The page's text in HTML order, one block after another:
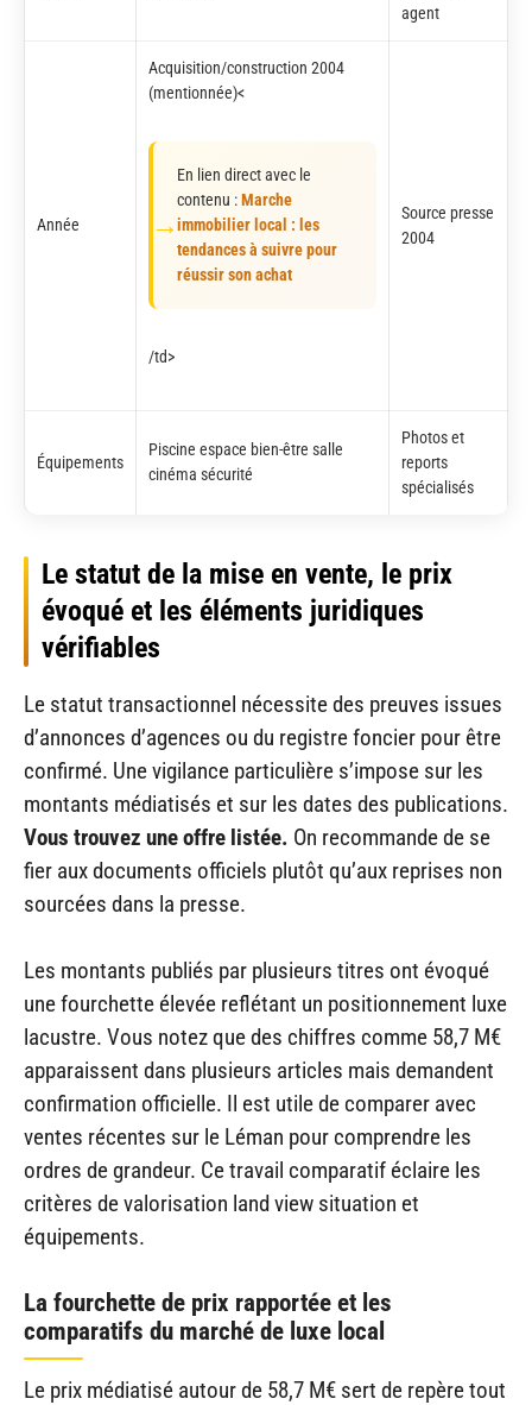
agent
Année
Acquisition/construction 2004
(mentionnée)<
En lien direct avec le
contenu :Marche
immobilier local : les
tendances à suivre pour
réussir son achat
/td>
Source presse
2004
Équipements
Piscine espace bien-être salle
cinéma sécurité
Photos et
reports
spécialisés
Le statut de la mise en vente, le prix
évoqué et les éléments juridiques
vérifiables
Le statut transactionnel nécessite des preuves issues
d’annonces d’agences ou du registre foncier pour être
confirmé. Une vigilance particulière s’impose sur les
montants médiatisés et sur les dates des publications.
Vous trouvez une offre listée. On recommande de se
fier aux documents officiels plutôt qu’aux reprises non
sourcées dans la presse.
Les montants publiés par plusieurs titres ont évoqué
une fourchette élevée reflétant un positionnement luxe
lacustre. Vous notez que des chiffres comme 58,7 M€
apparaissent dans plusieurs articles mais demandent
confirmation officielle. Il est utile de comparer avec
ventes récentes sur le Léman pour comprendre les
ordres de grandeur. Ce travail comparatif éclaire les
critères de valorisation land view situation et
équipements.
La fourchette de prix rapportée et les
comparatifs du marché de luxe local
Le prix médiatisé autour de 58,7 M€ sert de repère tout